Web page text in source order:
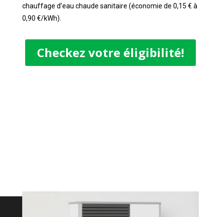
chauffage d’eau chaude sanitaire (économie de 0,15 € à
0,90 €/kWh).
Checkez votre éligibilité!